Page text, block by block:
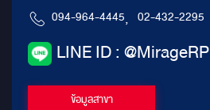
094-964-4445, 02-432-2295
LINE ID : @MirageRP
ข้อมูลสาขา